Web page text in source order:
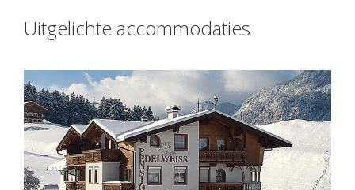
Uitgelichte accommodaties